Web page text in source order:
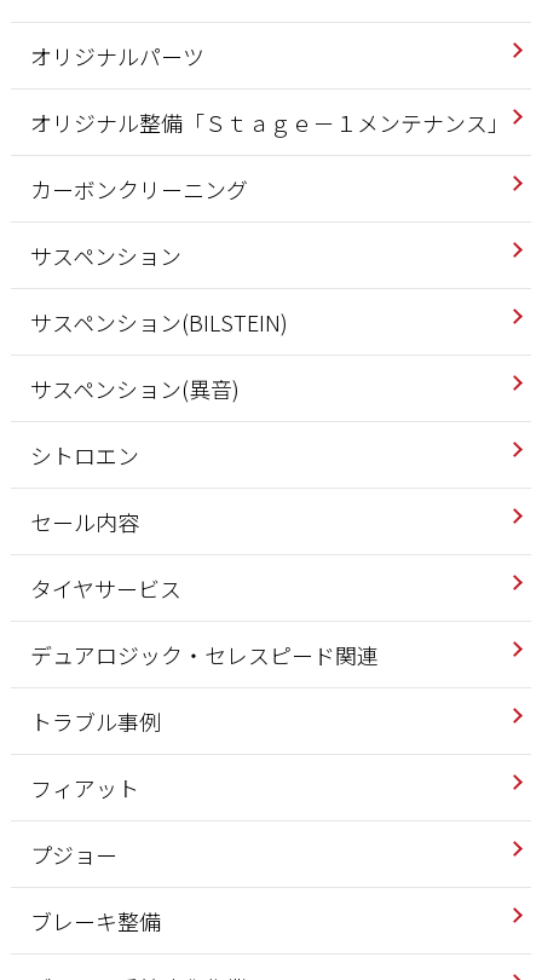
オリジナルパーツ
オリジナル整備「Ｓｔａｇｅ－１メンテナンス」
カーボンクリーニング
サスペンション
サスペンション(BILSTEIN)
サスペンション(異音)
シトロエン
セール内容
タイヤサービス
デュアロジック・セレスピード関連
トラブル事例
フィアット
プジョー
ブレーキ整備